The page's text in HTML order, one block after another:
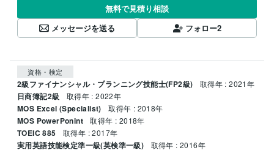
無料で見積り相談
メッセージを送る
フォロー2
資格・検定
2級ファイナンシャル・プランニング技能士(FP2級) 取得年 : 2021年
日商簿記2級 取得年 : 2022年
MOS Excel (Specialist) 取得年 : 2018年
MOS PowerPonint 取得年 : 2018年
TOEIC 885 取得年 : 2017年
実用英語技能検定準一級(英検準一級) 取得年 : 2016年